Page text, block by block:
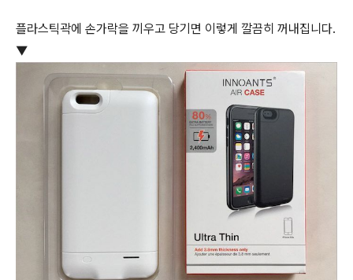
플라스틱곽에 손가락을 끼우고 당기면 이렇게 깔끔히 꺼내집니다.
▼